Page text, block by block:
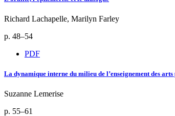
Richard Lachapelle, Marilyn Farley
p. 48–54
PDF
La dynamique interne du milieu de l’enseignement des
Suzanne Lemerise
p. 55–61